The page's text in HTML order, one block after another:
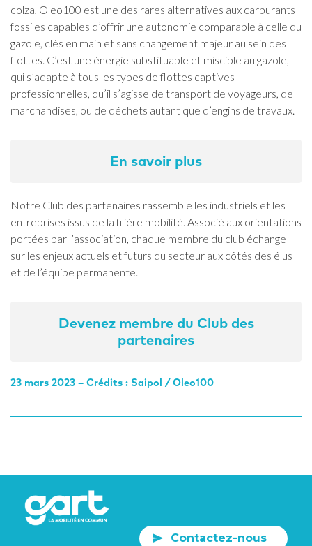
colza, Oleo100 est une des rares alternatives aux carburants
fossiles capables d’offrir une autonomie comparable à celle du
gazole, clés en main et sans changement majeur au sein des
flottes. C’est une énergie substituable et miscible au gazole,
qui s’adapte à tous les types de flottes captives
professionnelles, qu’il s’agisse de transport de voyageurs, de
marchandises, ou de déchets autant que d’engins de travaux.
En savoir plus
Notre Club des partenaires rassemble les industriels et les
entreprises issus de la filière mobilité. Associé aux orientations
portées par l’association, chaque membre du club échange
sur les enjeux actuels et futurs du secteur aux côtés des élus
et de l’équipe permanente.
Devenez membre du Club des
partenaires
23 mars 2023 – Crédits : Saipol / Oleo100
Contactez-nous